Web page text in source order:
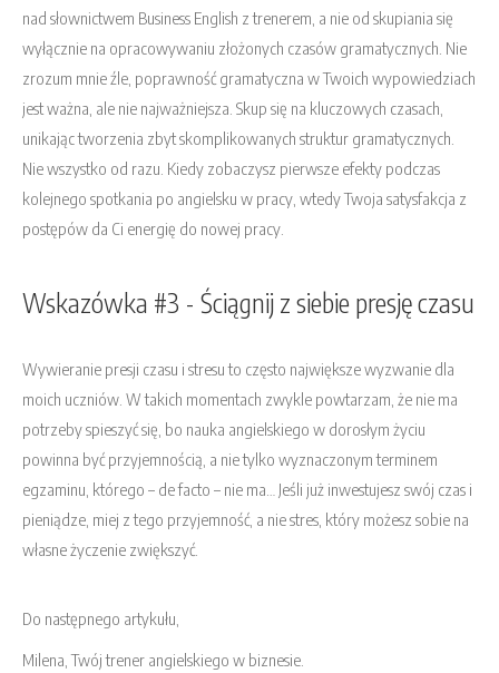
nad słownictwem Business English z trenerem, a nie od skupiania się
wyłącznie na opracowywaniu złożonych czasów gramatycznych. Nie
zrozum mnie źle, poprawność gramatyczna w Twoich wypowiedziach
jest ważna, ale nie najważniejsza. Skup się na kluczowych czasach,
unikając tworzenia zbyt skomplikowanych struktur gramatycznych.
Nie wszystko od razu. Kiedy zobaczysz pierwsze efekty podczas
kolejnego spotkania po angielsku w pracy, wtedy Twoja satysfakcja z
postępów da Ci energię do nowej pracy.
Wskazówka #3 - Ściągnij z siebie presję czasu
Wywieranie presji czasu i stresu to często największe wyzwanie dla
moich uczniów. W takich momentach zwykle powtarzam, że nie ma
potrzeby spieszyć się, bo nauka angielskiego w dorosłym życiu
powinna być przyjemnością, a nie tylko wyznaczonym terminem
egzaminu, którego – de facto – nie ma… Jeśli już inwestujesz swój czas i
pieniądze, miej z tego przyjemność, a nie stres, który możesz sobie na
własne życzenie zwiększyć.
Do następnego artykułu,
Milena, Twój trener angielskiego w biznesie.